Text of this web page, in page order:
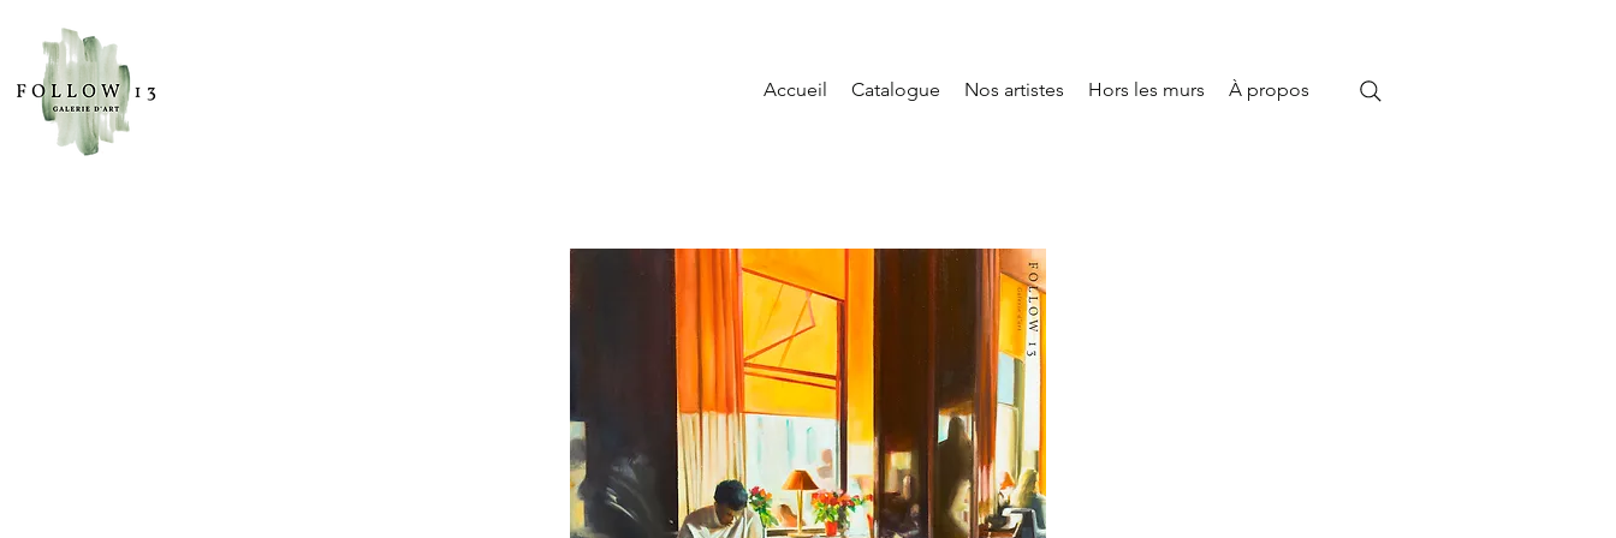
Accueil Catalogue Nos artistes Hors les murs À propos